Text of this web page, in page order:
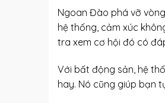
Ngoan Đào phá vỡ
hệ thống, cảm xúc
tra xem cơ hội đó có
Với bất động sản, hệ
hay. Nó cũng giúp bạn